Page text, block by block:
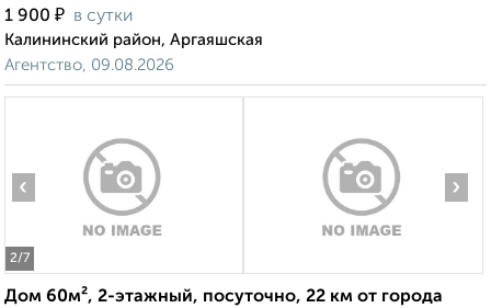
1 900 ₽ в сутки
Калининский район, Аргаяшская
Агентство, 09.08.2026
2/7
‹ ›
Дом 60м², 2-этажный, посуточно, 22 км от города